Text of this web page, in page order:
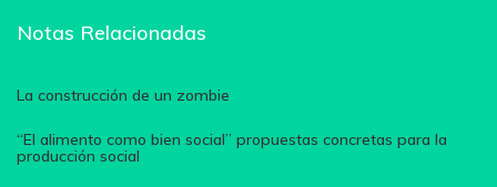
Notas Relacionadas
La construcción de un zombie
“El alimento como bien social” propuestas concretas para la
producción social